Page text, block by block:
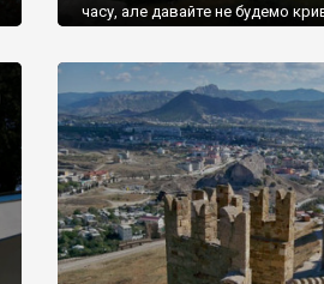
часу, але давайте не будемо